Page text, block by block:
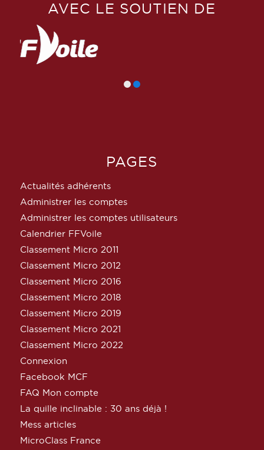
AVEC LE SOUTIEN DE
PAGES
Actualités adhérents
Administrer les comptes
Administrer les comptes utilisateurs
Calendrier FFVoile
Classement Micro 2011
Classement Micro 2012
Classement Micro 2016
Classement Micro 2018
Classement Micro 2019
Classement Micro 2021
Classement Micro 2022
Connexion
Facebook MCF
FAQ Mon compte
La quille inclinable : 30 ans déjà !
Mess articles
MicroClass France